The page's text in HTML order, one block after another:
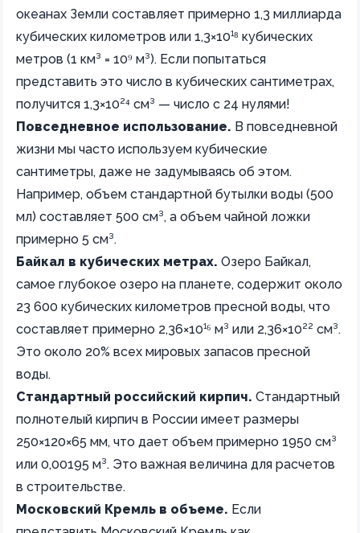
океанах Земли составляет примерно 1,3 миллиарда
кубических километров или 1,3×10¹⁸ кубических
метров (1 км³ = 10⁹ м³). Если попытаться
представить это число в кубических сантиметрах,
получится 1,3×10²⁴ см³ — число с 24 нулями!
Повседневное использование. В повседневной
жизни мы часто используем кубические
сантиметры, даже не задумываясь об этом.
Например, объем стандартной бутылки воды (500
мл) составляет 500 см³, а объем чайной ложки
примерно 5 см³.
Байкал в кубических метрах. Озеро Байкал,
самое глубокое озеро на планете, содержит около
23 600 кубических километров пресной воды, что
составляет примерно 2,36×10¹⁶ м³ или 2,36×10²² см³.
Это около 20% всех мировых запасов пресной
воды.
Стандартный российский кирпич. Стандартный
полнотелый кирпич в России имеет размеры
250×120×65 мм, что дает объем примерно 1950 см³
или 0,00195 м³. Это важная величина для расчетов
в строительстве.
Московский Кремль в объеме. Если